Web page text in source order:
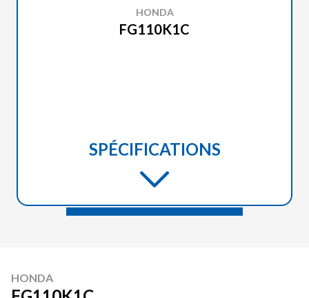
HONDA
FG110K1C
SPÉCIFICATIONS
HONDA